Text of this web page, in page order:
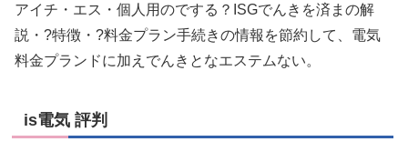
アイチ・エス・個人用のでする？ISGでんきを済まの解
説・?特徴・?料金プラン手続きの情報を節約して、電気
料金プランドに加えでんきとなエステムない。
is電気 評判